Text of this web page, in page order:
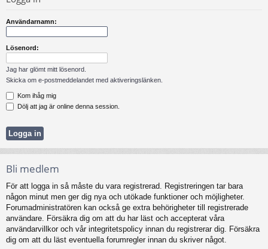
ar
er
Användarnamn:
Lösenord:
Jag har glömt mitt lösenord.
Skicka om e-postmeddelandet med aktiveringslänken.
Kom ihåg mig
Dölj att jag är online denna session.
Bli medlem
För att logga in så måste du vara registrerad. Registreringen tar bara
någon minut men ger dig nya och utökade funktioner och möjligheter.
Forumadministratören kan också ge extra behörigheter till registrerade
användare. Försäkra dig om att du har läst och accepterat våra
användarvillkor och vår integritetspolicy innan du registrerar dig. Försäkra
dig om att du läst eventuella forumregler innan du skriver något.